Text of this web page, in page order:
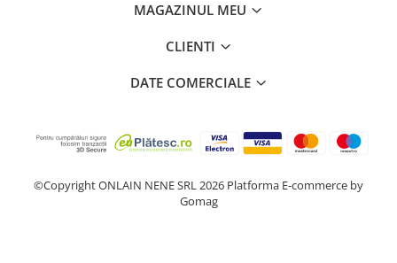
MAGAZINUL MEU
CLIENTI
DATE COMERCIALE
©Copyright ONLAIN NENE SRL 2026 Platforma E-commerce by
Gomag